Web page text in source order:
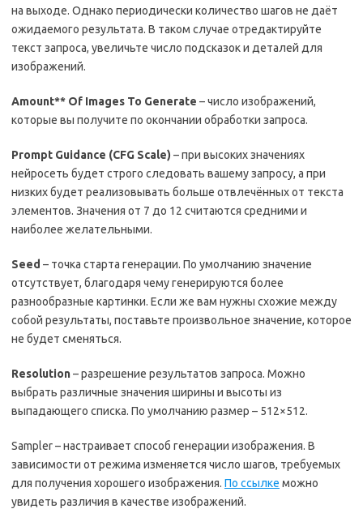
на выходе. Однако периодически количество шагов не даёт
ожидаемого результата. В таком случае отредактируйте
текст запроса, увеличьте число подсказок и деталей для
изображений.
Amount** Of Images To Generate – число изображений,
которые вы получите по окончании обработки запроса.
Prompt Guidance (CFG Scale) – при высоких значениях
нейросеть будет строго следовать вашему запросу, а при
низких будет реализовывать больше отвлечённых от текста
элементов. Значения от 7 до 12 считаются средними и
наиболее желательными.
Seed – точка старта генерации. По умолчанию значение
отсутствует, благодаря чему генерируются более
разнообразные картинки. Если же вам нужны схожие между
собой результаты, поставьте произвольное значение, которое
не будет сменяться.
Resolution– разрешение результатов запроса. Можно
выбрать различные значения ширины и высоты из
выпадающего списка. По умолчанию размер – 512×512.
Sampler – настраивает способ генерации изображения. В
зависимости от режима изменяется число шагов, требуемых
для получения хорошего изображения. По ссылке можно
увидеть различия в качестве изображений.